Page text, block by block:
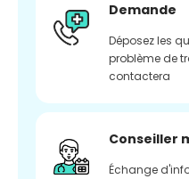
Demande
Déposez les
problème de
contactera
Conseiller
Échange